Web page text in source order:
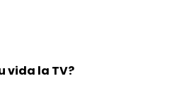
vida la TV?